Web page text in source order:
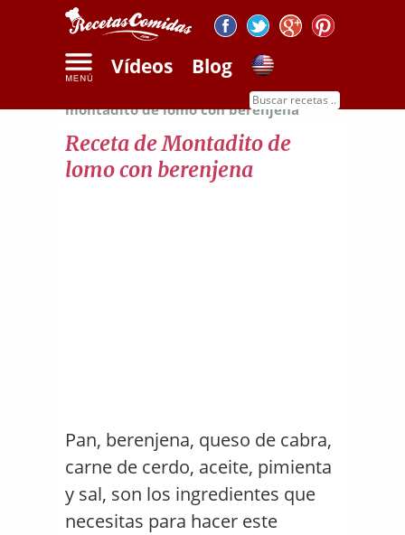
Vídeos Blog
Receta de
montadito de lomo con berenjena
Receta de Montadito de
lomo con berenjena
Pan, berenjena, queso de cabra,
carne de cerdo, aceite, pimienta
y sal, son los ingredientes que
necesitas para hacer este